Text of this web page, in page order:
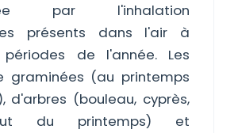
par l'inhalation
présents dans l'air à
périodes de l'année. Les
graminées (au printemps
d'arbres (bouleau, cyprès,
du printemps) et